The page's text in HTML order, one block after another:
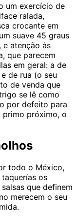
um exercício de
ralada,
crocante em
suave 45 graus
e atenção às
que parecem
em geral: a de
de rua (o seu
de venda que
se lê como
por defeito para
primo próximo, o
todo o México,
os
que definem
merecem o seu